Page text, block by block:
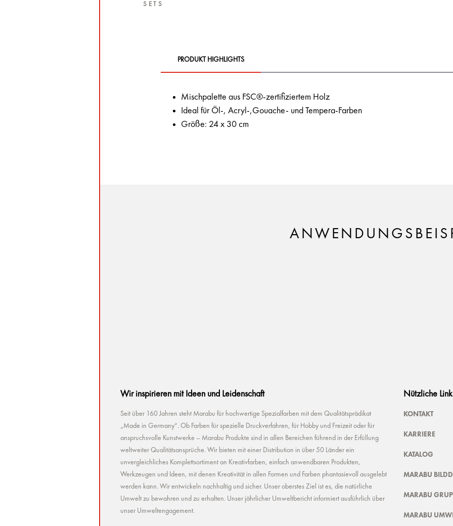
SETS
PRODUKT HIGHLIGHTS
Mischpalette aus FSC®-zertifiziertem Holz
Ideal für Öl-, Acryl-,Gouache- und Tempera-Farben
Größe: 24 x 30 cm
Wir inspirieren mit Ideen und Leidenschaft
Seit über 160 Jahren steht Marabu für hochwertige Spezialfarben mit dem Qualitätsprädikat
„Made in Germany“. Ob Farben für spezielle Druckverfahren, für Hobby und Freizeit oder für
anspruchsvolle Kunstwerke – Marabu Produkte sind in allen Bereichen führend in der Erfüllung
weltweiter Qualitätsansprüche. Wir bieten mit einer Distribution in über 50 Länder ein
unvergleichliches Komplettsortiment an Kreativfarben, einfach anwendbaren Produkten,
Werkzeugen und Ideen, mit denen Kreativität in allen Formen und Farben phantasievoll ausgelebt
werden kann. Wir entwickeln nachhaltig und sicher. Unser oberstes Ziel ist es, die natürliche
Umwelt zu bewahren und zu erhalten. Unser jährlicher Umweltbericht informiert ausführlich über
unser Umweltengagement.
Nützliche
KONTAKT
KARRIERE
KATALOG
MARABU
MARABU
MARABU